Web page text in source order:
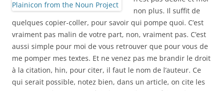
non plus. Il suffit de
quelques copier-coller, pour savoir qui pompe quoi. C’est
vraiment pas malin de votre part, non, vraiment pas. C’est
aussi simple pour moi de vous retrouver que pour vous de
me pomper mes textes. Et ne venez pas me brandir le droit
à la citation, hin, pour citer, il faut le nom de l’auteur. Ce
qui serait possible, notez bien, dans un article, on cite les